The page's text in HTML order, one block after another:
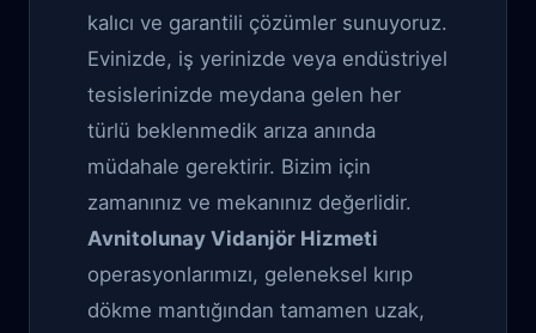
kalıcı ve garantili çözümler sunuyoruz.
Evinizde, iş yerinizde veya endüstriyel
tesislerinizde meydana gelen her
türlü beklenmedik arıza anında
müdahale gerektirir. Bizim için
zamanınız ve mekanınız değerlidir.
Avnitolunay Vidanjör Hizmeti
operasyonlarımızı, geleneksel kırıp
dökme mantığından tamamen uzak,